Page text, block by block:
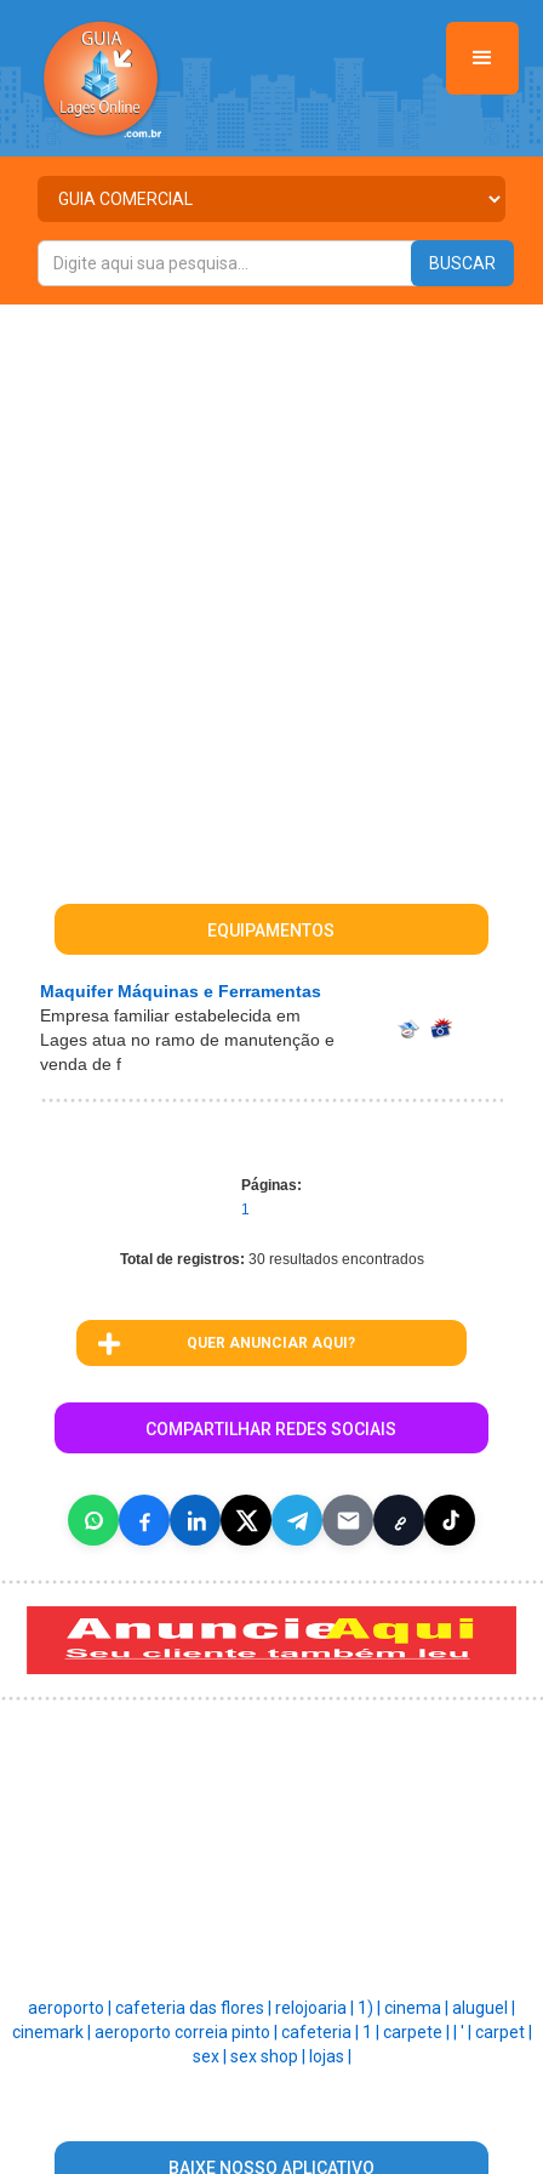
EQUIPAMENTOS
Maquifer Máquinas e Ferramentas
Empresa familiar estabelecida em
Lages atua no ramo de manutenção e
venda de f
Páginas:
1
Total de registros: 30 resultados encontrados
QUER ANUNCIAR AQUI?
COMPARTILHAR REDES SOCIAIS
aeroporto | cafeteria das flores | relojoaria | 1) | cinema | aluguel |
cinemark | aeroporto correia pinto | cafeteria | 1 | carpete | ' | carpet |
sex | sex shop | lojas |
BAIXE NOSSO APLICATIVO